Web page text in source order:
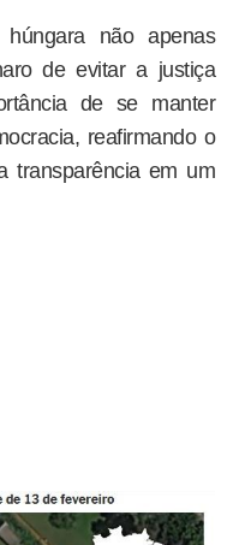
não apenas
de evitar a justiça
de se manter
reafirmando o
transparência em um